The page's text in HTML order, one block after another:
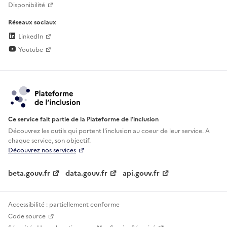
Disponibilité
Réseaux sociaux
LinkedIn
Youtube
Ce service fait partie de la Plateforme de l’inclusion
Découvrez les outils qui portent l'inclusion aucoeur de leur service. A
chaque service, son objectif.
Découvrez nos services
beta.gouv.fr data.gouv.fr api.gouv.fr
Accessibilité : partiellement conforme
Code source